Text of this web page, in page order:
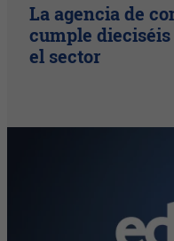
La agencia de
cumple
el sector